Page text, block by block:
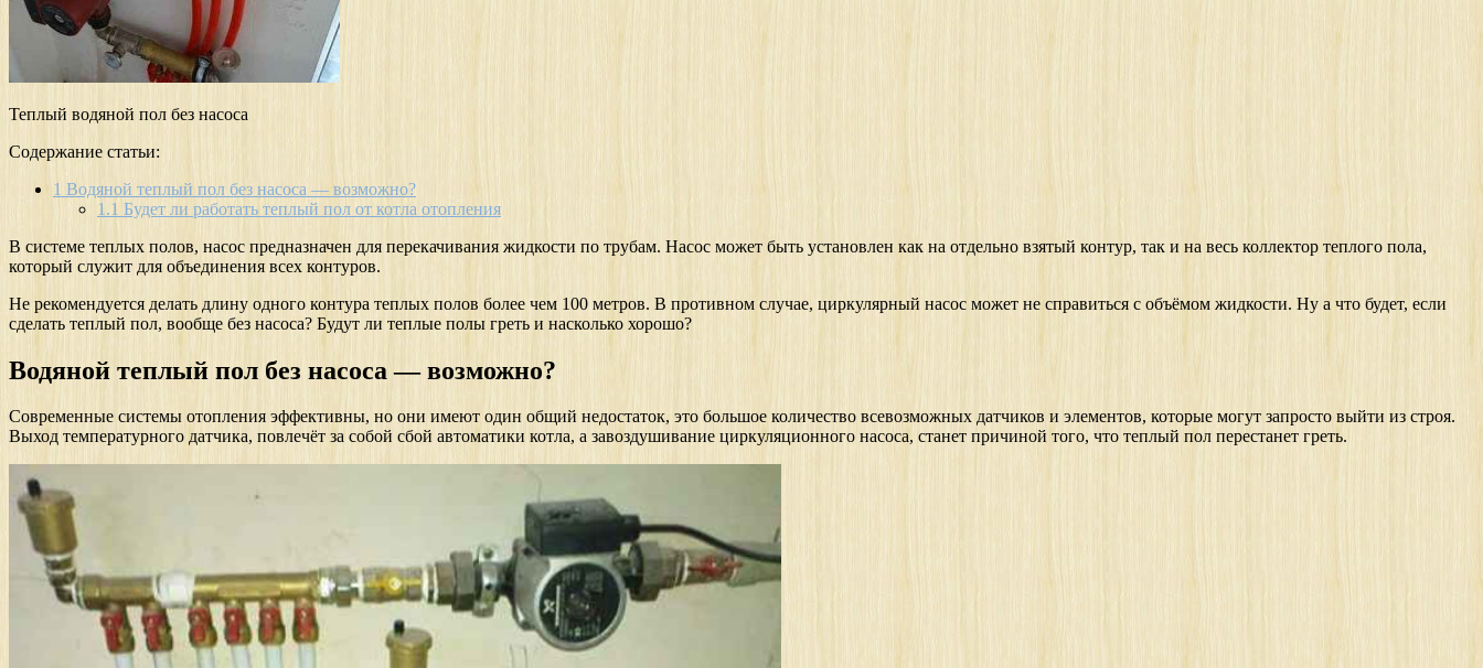
Теплый водяной пол без насоса
Содержание статьи:
1 Водяной теплый пол без насоса — возможно?
1.1 Будет ли работать теплый пол от котла отопления
В системе теплых полов, насос предназначен для перекачивания жидкости по трубам. Насос может быть установлен как на отдельно взятый контур, так и на весь коллектор теплого пола,
который служит для объединения всех контуров.
Не рекомендуется делать длину одного контура теплых полов более чем 100 метров. В противном случае, циркулярный насос может не справиться с объёмом жидкости. Ну а что будет, если
сделать теплый пол, вообще без насоса? Будут ли теплые полы греть и насколько хорошо?
Водяной теплый пол без насоса — возможно?
Современные системы отопления эффективны, но они имеют один общий недостаток, это большое количество всевозможных датчиков и элементов, которые могут запросто выйти из строя.
Выход температурного датчика, повлечёт за собой сбой автоматики котла, а завоздушивание циркуляционного насоса, станет причиной того, что теплый пол перестанет греть.